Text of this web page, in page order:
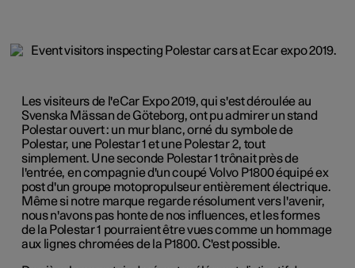
Les visiteurs de l'eCar Expo 2019, qui s'est déroulée au
Svenska Mässan de Göteborg, ont pu admirer un stand
Polestar ouvert : un mur blanc, orné du symbole de
Polestar, une Polestar 1 et une Polestar 2, tout
simplement. Une seconde Polestar 1 trônait près de
l'entrée, en compagnie d'un coupé Volvo P1800 équipé ex
post d'un groupe motopropulseur entièrement électrique.
Même si notre marque regarde résolument vers l'avenir,
nous n'avons pas honte de nos influences, et les formes
de la Polestar 1 pourraient être vues comme un hommage
aux lignes chromées de la P1800. C'est possible.